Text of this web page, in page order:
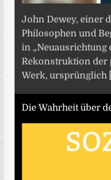
John Dewey, einer
Philosophen und
in „Neuausrichtung
Rekonstruktion der
Werk, ursprünglich
Die Wahrheit über